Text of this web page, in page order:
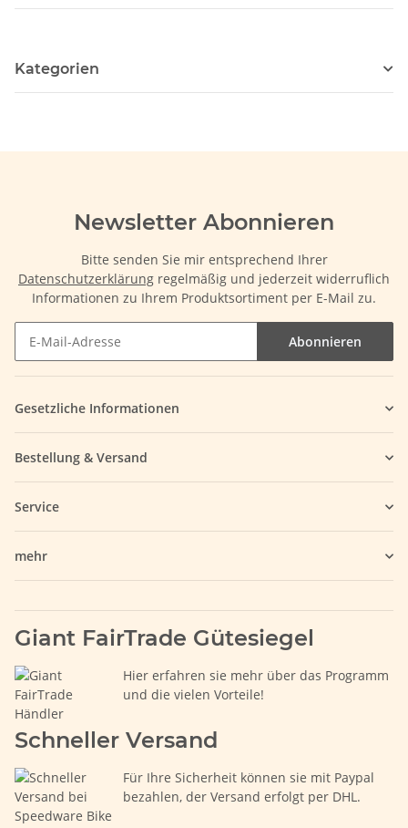
Kategorien
Newsletter Abonnieren
Bitte senden Sie mir entsprechend Ihrer
Datenschutzerklärung regelmäßig und jederzeit widerruflich
Informationen zu Ihrem Produktsortiment per E-Mail zu.
Abonnieren
Gesetzliche Informationen
Bestellung & Versand
Service
mehr
Giant FairTrade Gütesiegel
Hier erfahren sie mehr über das Programm
und die vielen Vorteile!
Schneller Versand
Für Ihre Sicherheit können sie mit Paypal
bezahlen, der Versand erfolgt per DHL.